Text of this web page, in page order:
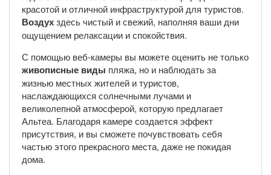
красотой и отличной инфраструктурой для туристов.
Воздухздесь чистый и свежий, наполняя ваши дни
ощущением релаксации и спокойствия.
С помощью веб-камеры вы можете оценить не только
живописные виды пляжа, но и наблюдать за
жизнью местных жителей и туристов,
наслаждающихся солнечными лучами и
великолепной атмосферой, которую предлагает
Альтеа. Благодаря камере создается эффект
присутствия, и вы сможете почувствовать себя
частью этого прекрасного места, даже не покидая
дома.